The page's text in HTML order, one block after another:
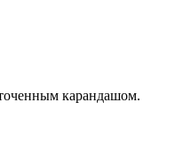
карандашом.